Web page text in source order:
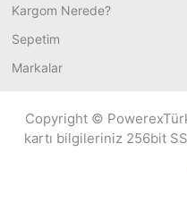
Kargom Nerede?
Sepetim
Markalar
Copyright ©
kartı bilgileriniz 256bit